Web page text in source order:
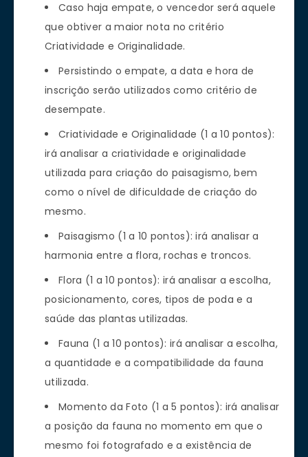
Caso haja empate, o vencedor será aquele
que obtiver a maior nota no critério
Criatividade e Originalidade.
Persistindo o empate, a data e hora de
inscrição serão utilizados como critério de
desempate.
Criatividade e Originalidade (1 a 10 pontos):
irá analisar a criatividade e originalidade
utilizada para criação do paisagismo, bem
como o nível de dificuldade de criação do
mesmo.
Paisagismo (1 a 10 pontos): irá analisar a
harmonia entre a flora, rochas e troncos.
Flora (1 a 10 pontos): irá analisar a escolha,
posicionamento, cores, tipos de poda e a
saúde das plantas utilizadas.
Fauna (1 a 10 pontos): irá analisar a escolha,
a quantidade e a compatibilidade da fauna
utilizada.
Momento da Foto (1 a 5 pontos): irá analisar
a posição da fauna no momento em que o
mesmo foi fotografado e a existência de